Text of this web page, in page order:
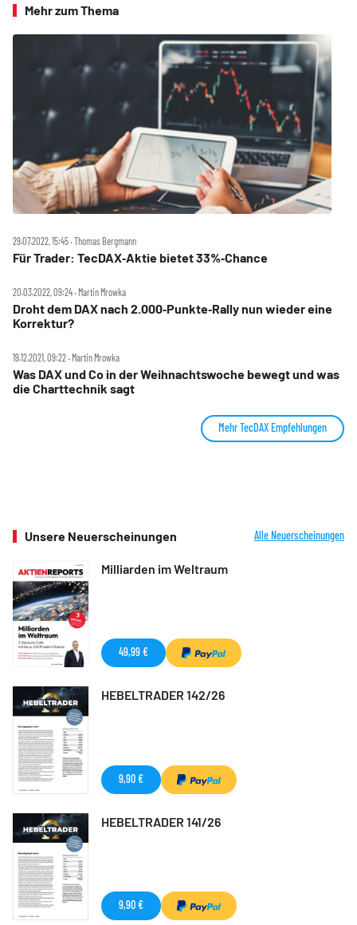
Mehr zum Thema
29.07.2022, 15:45 ‧ Thomas Bergmann
Für Trader: TecDAX‑Aktie bietet 33%‑Chance
20.03.2022, 09:24 ‧ Martin Mrowka
Droht dem DAX nach 2.000‑Punkte‑Rally nun wieder eine
Korrektur?
19.12.2021, 09:22 ‧ Martin Mrowka
Was DAX und Co in der Weihnachtswoche bewegt und was
die Charttechnik sagt
Mehr TecDAX Empfehlungen
Unsere Neuerscheinungen Alle Neuerscheinungen
Milliarden im Weltraum
49,99 €
HEBELTRADER 142/26
9,90 €
HEBELTRADER 141/26
9,90 €